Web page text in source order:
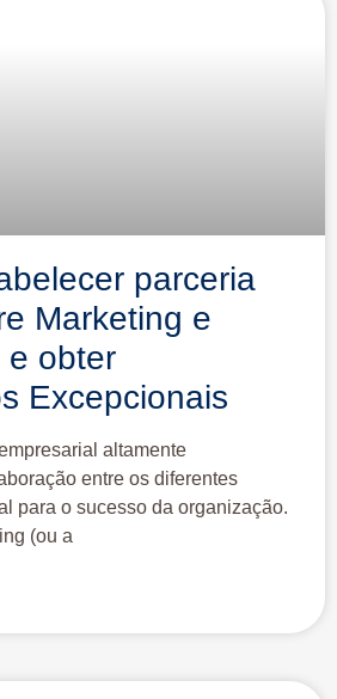
parceria
Marketing e
e obter
Excepcionais
altamente
entre os diferentes
para o sucesso da organização.
(ou a